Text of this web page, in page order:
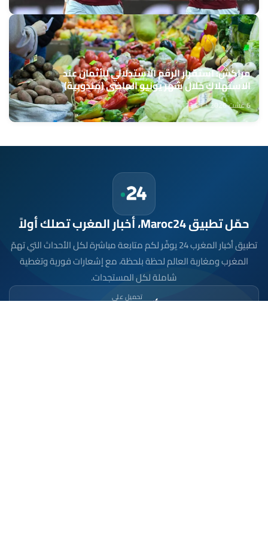
مراكش: استقرار الرقم الاستدلالي للأثمان عند
الاستهلاك خلال شهر يونيو الماضي (مندوبية)
6 غشت 2026 - 13:21
حمّل تطبيق Maroc24، أخبار المغرب تصلك أولاً
تطبيق أخبار المغرب 24 يوفّر لكم متابعة مباشرة لكل الأحداث التي تهمّ
المغرب ومغاربة العالم لحظة بلحظة، مع إشعارات فورية وتغطية
شاملة لكل المستجدات.
تحميل على
App Store